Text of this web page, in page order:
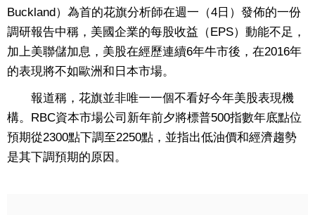
Buckland）為首的花旗分析師在週一（4日）發佈的一份
調研報告中稱，美國企業的每股收益（EPS）動能不足，
加上美聯儲加息，美股在經歷連續6年牛市後，在2016年
的表現將不如歐洲和日本市場。
報道稱，花旗並非唯一一個不看好今年美股表現機
構。RBC資本市場公司新年前夕將標普500指數年底點位
預期從2300點下調至2250點，並指出低油價和經濟趨勢
是其下調預期的原因。